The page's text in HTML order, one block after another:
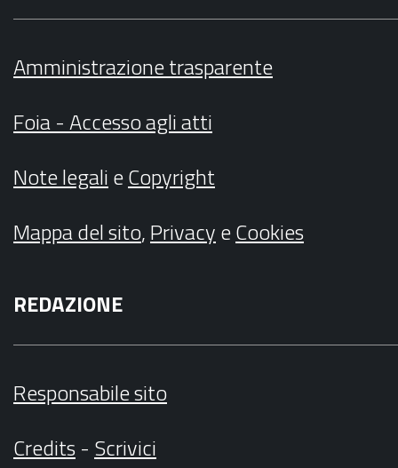
Amministrazione trasparente
Foia - Accesso agli atti
Note legalieCopyright
Mappa del sito,PrivacyeCookies
REDAZIONE
Responsabile sito
Credits- Scrivici